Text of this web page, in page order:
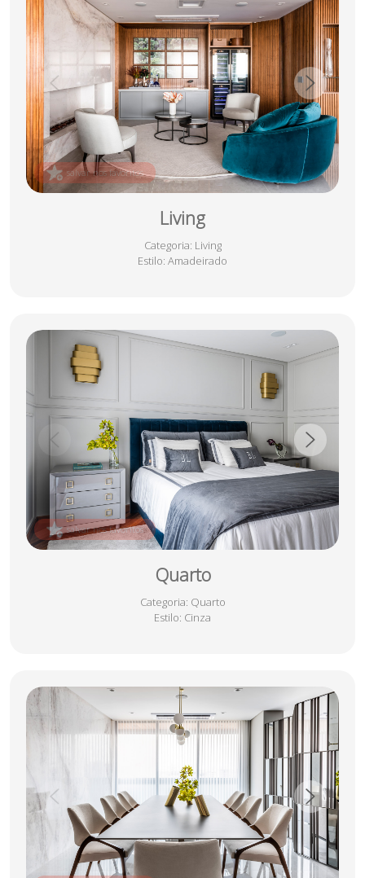
Living
Categoria: Living
Estilo: Amadeirado
salvar nos favoritos
Quarto
Categoria: Quarto
Estilo: Cinza
salvar nos favoritos